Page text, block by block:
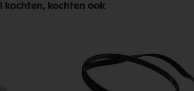
kochten, kochten ook